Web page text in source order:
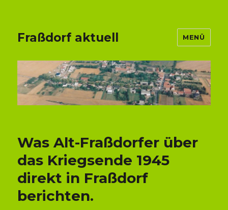
Fraßdorf aktuell MENÜ
Was Alt-Fraßdorfer über
das Kriegsende 1945
direkt in Fraßdorf
berichten.